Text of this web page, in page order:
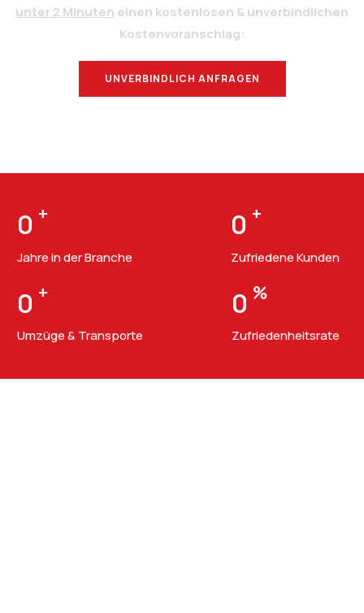
unter 2 Minuten einen kostenlosen & unverbindlichen
Kostenvoranschlag:
UNVERBINDLICH ANFRAGEN
0 +
Jahre in der Branche
0 +
Zufriedene Kunden
0 +
Umzüge & Transporte
0 %
Zufriedenheitsrate